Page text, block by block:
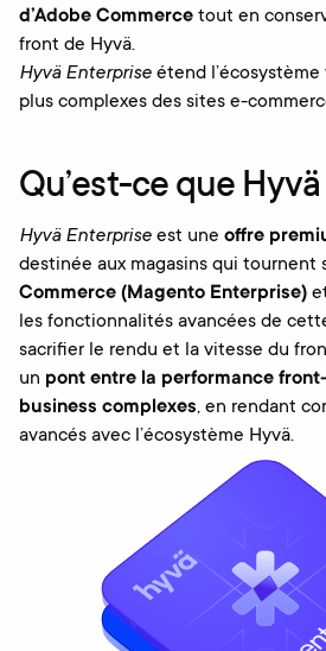
d’Adobe Commerce tout en
front de Hyvä.
Hyvä Enterprise étend
plus complexes des sites e-
Qu’est-ce que
Hyvä Enterprise est une offre
destinée aux magasins qui tournent
Commerce (Magento Enterprise)
les fonctionnalités avancées de
sacrifier le rendu et la vitesse du
un pont entre la performance
business complexes, en rendant
avancés avec l’écosystème Hyvä.